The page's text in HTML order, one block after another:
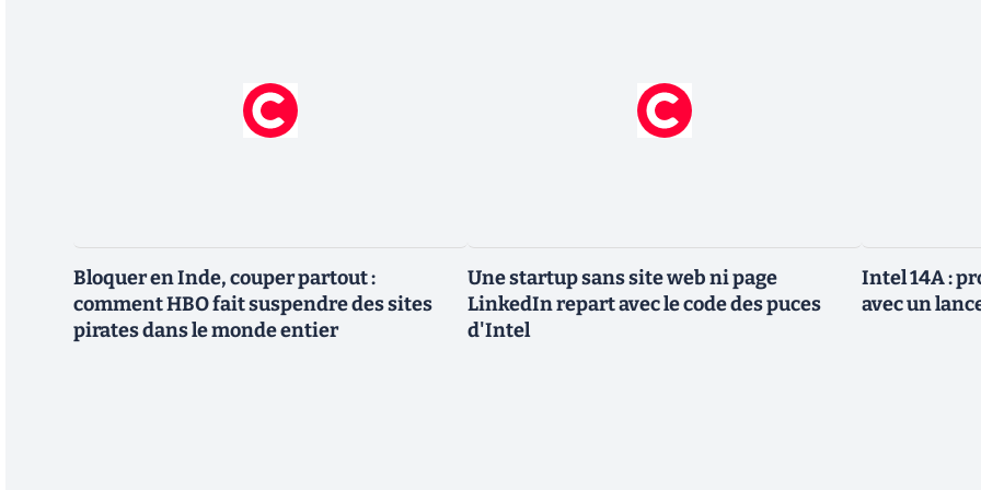
Bloquer en Inde, couper partout :
comment HBO fait suspendre des sites
pirates dans le monde entier
Une startup sans site web ni page
LinkedIn repart avec le code des puces
d'Intel
Intel 14A :
avec un